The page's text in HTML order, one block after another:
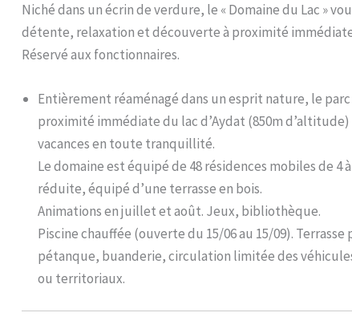
Niché dans un écrin de verdure, le « Domaine du Lac »
détente, relaxation et découverte à proximité
Réservé aux fonctionnaires.
Entièrement réaménagé dans un esprit nature, le
proximité immédiate du lac d’Aydat (850m
vacances en toute tranquillité.
Le domaine est équipé de 48 résidences mobiles de 4
réduite, équipé d’une terrasse en bois.
Animations en juillet et août. Jeux, bibliothèque.
Piscine chauffée (ouverte du 15/06 au 15/09).
pétanque, buanderie, circulation limitée des
ou territoriaux.